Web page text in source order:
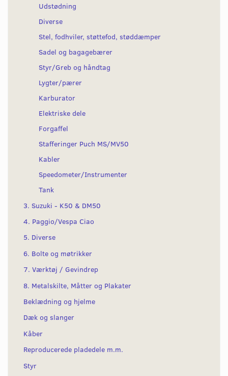
Udstødning
Diverse
Stel, fodhviler, støttefod, støddæmper
Sadel og bagagebærer
Styr/Greb og håndtag
Lygter/pærer
Karburator
Elektriske dele
Forgaffel
Stafferinger Puch MS/MV50
Kabler
Speedometer/Instrumenter
Tank
3. Suzuki - K50 & DM50
4. Paggio/Vespa Ciao
5. Diverse
6. Bolte og møtrikker
7. Værktøj / Gevindrep
8. Metalskilte, Måtter og Plakater
Beklædning og hjelme
Dæk og slanger
Kåber
Reproducerede pladedele m.m.
Styr